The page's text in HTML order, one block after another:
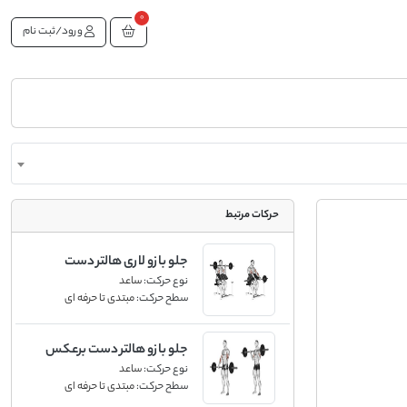
0
ورود/ثبت نام
حرکات مرتبط
جلو بازو لاری هالتر دست
برعکس
نوع حرکت:ساعد
سطح حرکت:مبتدی تا حرفه ای
جلو بازو هالتر دست برعکس
نوع حرکت:ساعد
سطح حرکت:مبتدی تا حرفه ای